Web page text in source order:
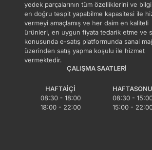
yedek parçalarının tüm özelliklerini ve
en doğru tespit yapabilme kapasitesi ile
vermeyi amaçlamış ve her daim en kaliteli
ürünleri, en uygun fiyata tedarik etme ve
konusunda e-satış platformunda sanal
üzerinden satış yapma koşulu ile hizmet
vermektedir.
ÇALIŞMA SAATLERI
HAFTAIÇI
08:30 - 18:00
18:00 - 22:00
HAFTASONU
08:30 -
15:00 -